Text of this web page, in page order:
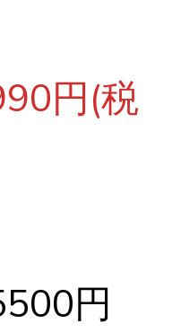
円(税
円